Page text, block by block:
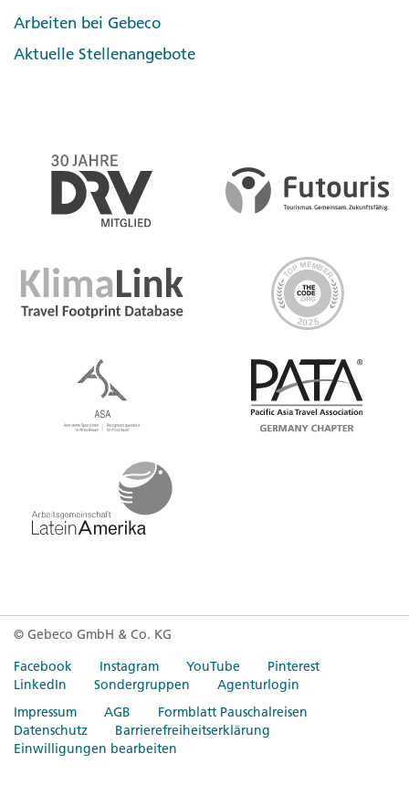
Arbeiten bei Gebeco
Aktuelle Stellenangebote
© Gebeco GmbH & Co. KG
Facebook
Instagram YouTube
Pinterest
LinkedIn
Sondergruppen
Agenturlogin
Impressum
AGB
Formblatt Pauschalreisen
Datenschutz
Barrierefreiheitserklärung
Einwilligungen bearbeiten